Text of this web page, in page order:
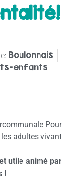
Boulonnais
enfants
Pour
adultes vivant
utile animé par
!